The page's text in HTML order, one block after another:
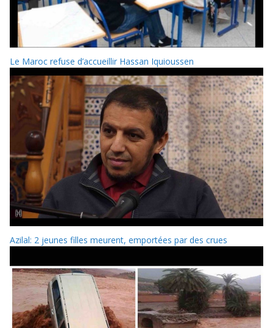
Le Maroc refuse d’accueillir Hassan Iquioussen
Azilal: 2 jeunes filles meurent, emportées par des crues